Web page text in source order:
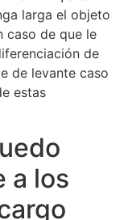
larga el objeto
caso de que le
de
de levante caso
estas
a los